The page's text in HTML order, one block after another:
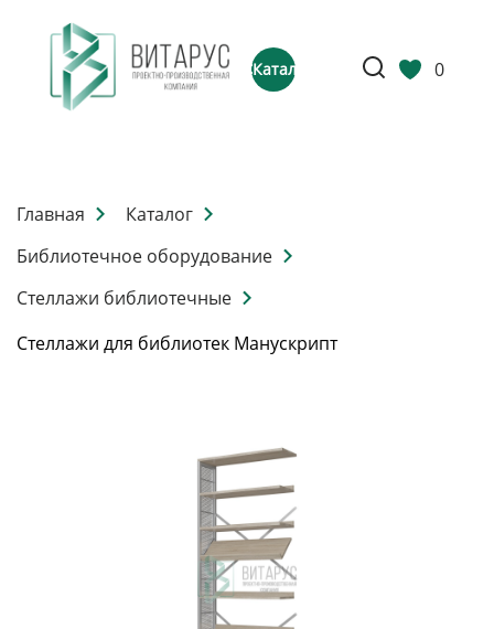
Каталог 0
Главная
Каталог
Библиотечное оборудование
Стеллажи библиотечные
Стеллажи для библиотек Манускрипт